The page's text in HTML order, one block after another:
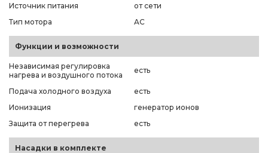
Источник питания
от сети
Тип мотора
AC
Функции и возможности
Независимая регулировка
нагрева и воздушного потока
есть
Подача холодного воздуха
есть
Ионизация
генератор ионов
Защита от перегрева
есть
Насадки в комплекте